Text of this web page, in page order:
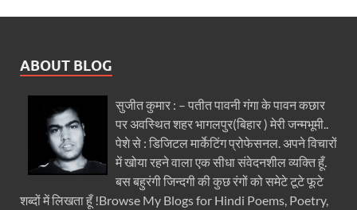
ABOUT BLOG
सुजीत कुमार : – पतीत पावनी गंगा के पावन कछार
पर अवस्थित शहर भागलपुर(बिहार ) मेरी जन्मभूमी..
पेशे से : डिजिटल मार्केटिंग प्रोफेसनल. अपने विचारों
में खोया रहने वाला एक सीधा संवेदनशील व्यक्ति हूँ.
बस बहुरंगी जिन्दगी की कुछ रंगों को समेटे टूटे फूटे
शब्दों में लिखता हूँ !Browse My Blogs for Hindi Poems, Poetry,